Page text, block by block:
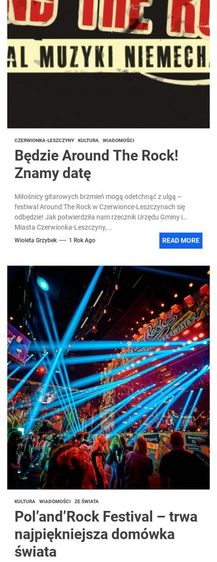
CZERWIONKA-LESZCZYNY KULTURA WIADOMOŚCI
Będzie Around The Rock!
Znamy datę
Miłośnicy gitarowych brzmień mogą odetchnąć z ulgą –
festiwal Around The Rock w Czerwionce-Leszczynach się
odbędzie! Jak potwierdziła nam rzecznik Urzędu Gminy i
Miasta Czerwionka-Leszczyny,...
Wioleta Grzybek 1 Rok Ago READ MORE
KULTURA WIADOMOŚCI ZE ŚWIATA
Pol’and’Rock Festival – trwa
najpiękniejsza domówka
świata